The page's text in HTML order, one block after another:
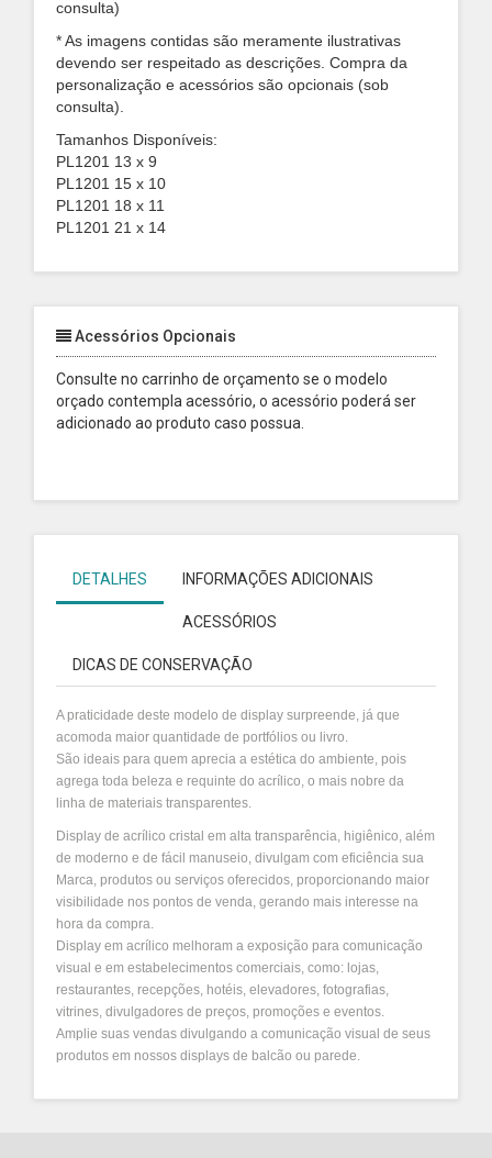
consulta)
* As imagens contidas são meramente ilustrativas
devendo ser respeitado as descrições. Compra da
personalização e acessórios são opcionais (sob
consulta).
Tamanhos Disponíveis:
PL1201 13 x 9
PL1201 15 x 10
PL1201 18 x 11
PL1201 21 x 14
Acessórios Opcionais
Consulte no carrinho de orçamento se o modelo
orçado contempla acessório, o acessório poderá ser
adicionado ao produto caso possua.
DETALHES INFORMAÇÕES ADICIONAIS
ACESSÓRIOS
DICAS DE CONSERVAÇÃO
A praticidade deste modelo de display surpreende, já que
acomoda maior quantidade de portfólios ou livro.
São ideais para quem aprecia a estética do ambiente, pois
agrega toda beleza e requinte do acrílico, o mais nobre da
linha de materiais transparentes.
Display de acrílico cristal em alta transparência, higiênico, além
de moderno e de fácil manuseio, divulgam com eficiência sua
Marca, produtos ou serviços oferecidos, proporcionando maior
visibilidade nos pontos de venda, gerando mais interesse na
hora da compra.
Display em acrílico melhoram a exposição para comunicação
visual e em estabelecimentos comerciais, como: lojas,
restaurantes, recepções, hotéis, elevadores, fotografias,
vitrines, divulgadores de preços, promoções e eventos.
Amplie suas vendas divulgando a comunicação visual de seus
produtos em nossos displays de balcão ou parede.